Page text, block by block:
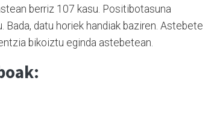
berriz 107 kasu. Positibotasuna
datu horiek handiak baziren. Astebete
bikoiztu eginda astebetean.